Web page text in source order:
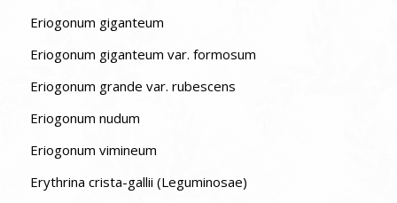
Eriogonum giganteum
Eriogonum giganteum var. formosum
Eriogonum grande var. rubescens
Eriogonum nudum
Eriogonum vimineum
Erythrina crista-gallii (Leguminosae)